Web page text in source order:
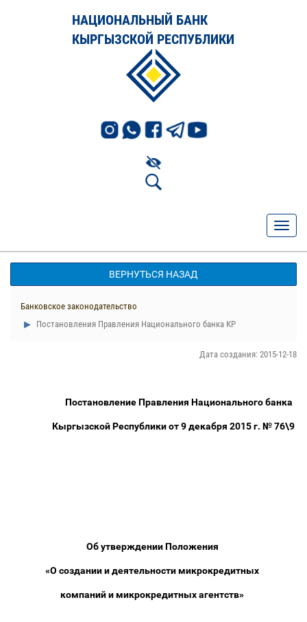
НАЦИОНАЛЬНЫЙ БАНК
КЫРГЫЗСКОЙ РЕСПУБЛИКИ
ВЕРНУТЬСЯ НАЗАД
Банковское законодательство
Постановления Правления Национального банка КР
Дата создания: 2015-12-18
Постановление Правления Национального банка
Кыргызской Республики от 9 декабря 2015 г. № 76\9
Об утверждении Положения
«О создании и деятельности микрокредитных
компаний и микрокредитных агентств»